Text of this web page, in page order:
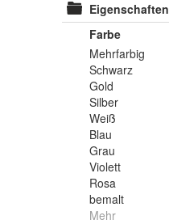
Eigenschaften
Farbe
Mehrfarbig
Schwarz
Gold
Silber
Weiß
Blau
Grau
Violett
Rosa
bemalt
Mehr